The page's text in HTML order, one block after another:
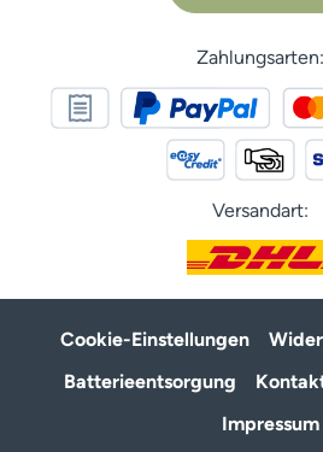
Zahlungsarten:
Versandart:
Cookie-Einstellungen
Batterieentsorgung
Impressum